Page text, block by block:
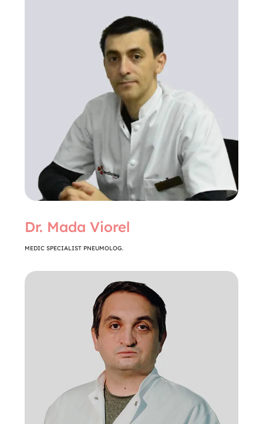
Dr. Mada Viorel
MEDIC SPECIALIST PNEUMOLOG.